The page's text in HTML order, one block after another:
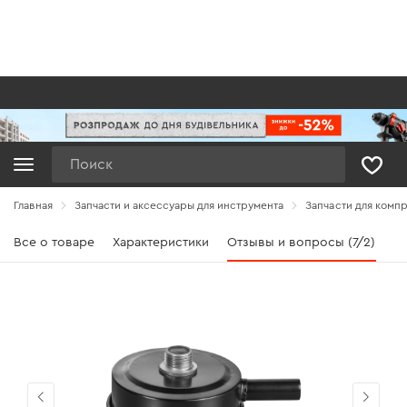
Главная Запчасти и аксессуары для инструмента Запчасти для
Все о товаре Характеристики Отзывы и вопросы (7/2)